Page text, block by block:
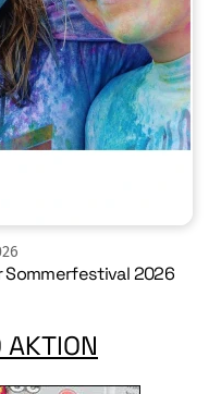
Sommerfestival 2026
AKTION